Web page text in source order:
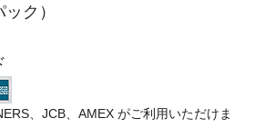
ク）
、JCB、AMEX がご利用いただけま